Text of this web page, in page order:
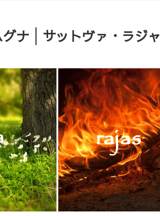
グナ│サットヴァ・ラジャ